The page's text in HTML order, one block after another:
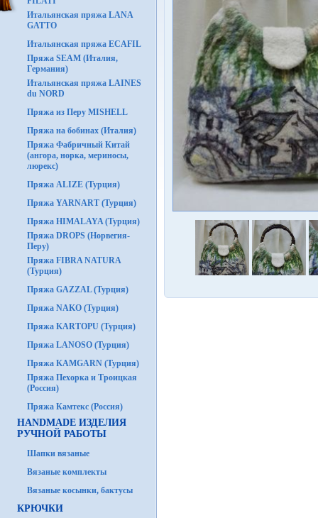
Итальянская пряжа LANA
GATTO
Итальянская пряжа ECAFIL
Пряжа SEAM (Италия,
Германия)
Итальянская пряжа LAINES
du NORD
Пряжа из Перу MISHELL
Пряжа на бобинах (Италия)
Пряжа Фабричный Китай
(ангора, норка, мериносы,
люрекс)
Пряжа ALIZE (Турция)
Пряжа YARNART (Турция)
Пряжа HIMALAYA (Турция)
Пряжа DROPS (Норвегия-
Перу)
Пряжа FIBRA NATURA
(Турция)
Пряжа GAZZAL (Турция)
Пряжа NAKO (Турция)
Пряжа KARTOPU (Турция)
Пряжа LANOSO (Турция)
Пряжа KAMGARN (Турция)
Пряжа Пехорка и Троицкая
(Россия)
Пряжа Камтекс (Россия)
HANDMADE ИЗДЕЛИЯ
РУЧНОЙ РАБОТЫ
Шапки вязаные
Вязаные комплекты
Вязаные косынки, бактусы
КРЮЧКИ